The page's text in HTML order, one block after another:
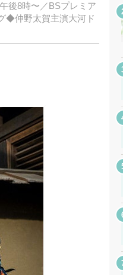
後8時〜／BSプレミア
◆仲野太賀主演大河ド